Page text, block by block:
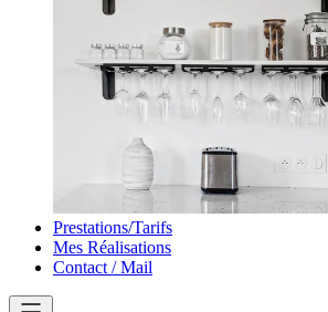
Prestations/Tarifs
Mes Réalisations
Contact / Mail